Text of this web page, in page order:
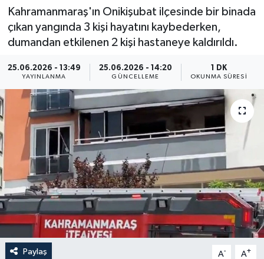
Kahramanmaraş'ın Onikişubat ilçesinde bir binada
çıkan yangında 3 kişi hayatını kaybederken,
dumandan etkilenen 2 kişi hastaneye kaldırıldı.
25.06.2026 - 13:49
YAYINLANMA
25.06.2026 - 14:20
GÜNCELLEME
1 DK
OKUNMA SÜRESI
Paylaş A- A+
Sağlık
Si̇yaset
Spor
Yaşam
Anali̇z
Bi̇li̇m & Teknoloji̇
Dünya
Eği̇ti̇m
Son Dakika Haberleri
Haber Arşivi